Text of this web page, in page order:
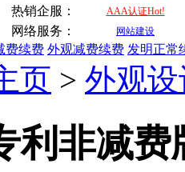
热销企服： AAA认证Hot!
网络服务： 网站建设
费续费 外观减费续费 发明正常
页 > 外观
利非减